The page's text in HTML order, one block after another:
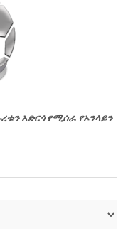
አድርጎ የሚሰራ የኦንላይን